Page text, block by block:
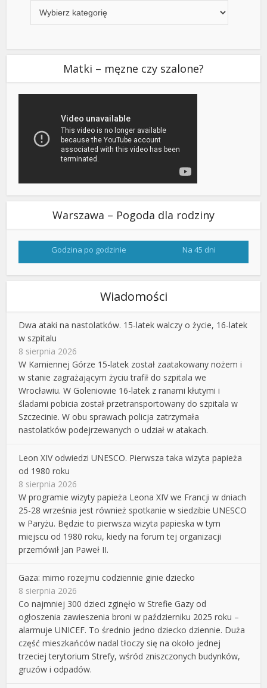
Matki – męzne czy szalone?
Warszawa – Pogoda dla rodziny
Godzina po godzinie Na 45 dni
Wiadomości
Dwa ataki na nastolatków. 15-latek walczy o życie, 16-latek
w szpitalu
8 sierpnia 2026
W Kamiennej Górze 15-latek został zaatakowany nożem i
w stanie zagrażającym życiu trafił do szpitala we
Wrocławiu. W Goleniowie 16-latek z ranami kłutymi i
śladami pobicia został przetransportowany do szpitala w
Szczecinie. W obu sprawach policja zatrzymała
nastolatków podejrzewanych o udział w atakach.
Leon XIV odwiedzi UNESCO. Pierwsza taka wizyta papieża
od 1980 roku
8 sierpnia 2026
W programie wizyty papieża Leona XIV we Francji w dniach
25-28 września jest również spotkanie w siedzibie UNESCO
w Paryżu. Będzie to pierwsza wizyta papieska w tym
miejscu od 1980 roku, kiedy na forum tej organizacji
przemówił Jan Paweł II.
Gaza: mimo rozejmu codziennie ginie dziecko
8 sierpnia 2026
Co najmniej 300 dzieci zginęło w Strefie Gazy od
ogłoszenia zawieszenia broni w październiku 2025 roku –
alarmuje UNICEF. To średnio jedno dziecko dziennie. Duża
część mieszkańców nadal tłoczy się na około jednej
trzeciej terytorium Strefy, wśród zniszczonych budynków,
gruzów i odpadów.